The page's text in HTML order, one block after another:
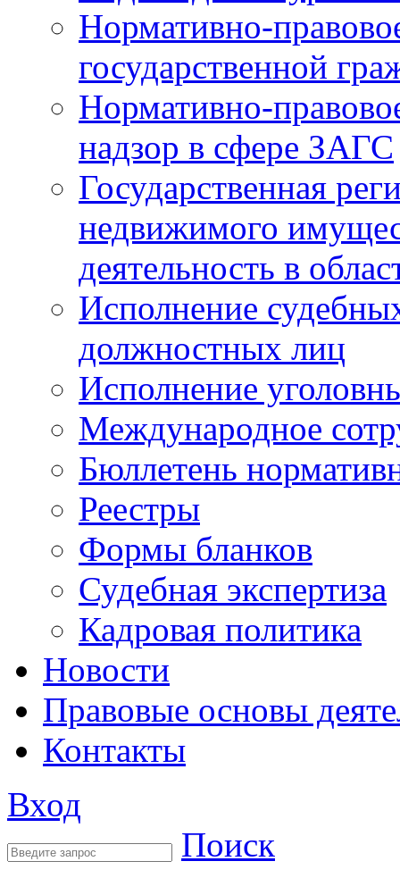
Нормативно-
государственной
Нормативно-
надзор в сфере ЗАГС
Государственная
недвижимого
деятельность в
Исполнение
должностных лиц
Исполнение
Международное
Бюллетень
Реестры
Формы бланков
Судебная экспертиза
Кадровая политика
Новости
Правовые основы
Контакты
Вход
Поиск